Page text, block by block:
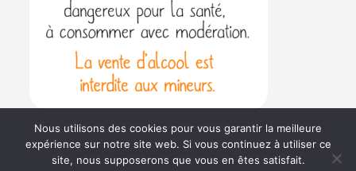
Politique de confidentialité Conditions générales de vente
Nous utilisons des cookies pour vous garantir la meilleure
expérience sur notre site web. Si vous continuez à utiliser ce
site, nous supposerons que vous en êtes satisfait.